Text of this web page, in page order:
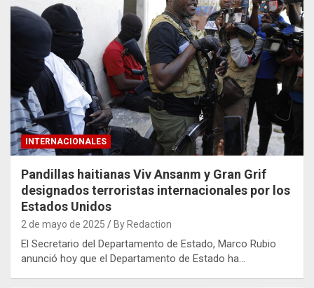
INTERNACIONALES
Pandillas haitianas Viv Ansanm y Gran Grif
designados terroristas internacionales por los
Estados Unidos
2 de mayo de 2025 By Redaction
El Secretario del Departamento de Estado, Marco Rubio
anunció hoy que el Departamento de Estado ha…